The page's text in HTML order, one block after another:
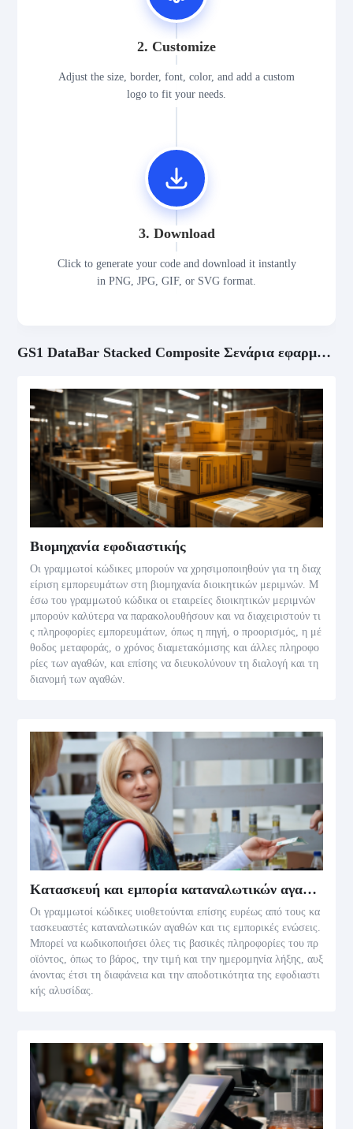
2. Customize
Adjust the size, border, font, color, and add a custom
logo to fit your needs.
3. Download
Click to generate your code and download it instantly
in PNG, JPG, GIF, or SVG format.
GS1 DataBar Stacked Composite Σενάρια εφαρμογής
Βιομηχανία εφοδιαστικής
Οι γραμμωτοί κώδικες μπορούν να χρησιμοποιηθούν για τη διαχ
είριση εμπορευμάτων στη βιομηχανία διοικητικών μεριμνών. Μ
έσω του γραμμωτού κώδικα οι εταιρείες διοικητικών μεριμνών
μπορούν καλύτερα να παρακολουθήσουν και να διαχειριστούν τι
ς πληροφορίες εμπορευμάτων, όπως η πηγή, ο προορισμός, η μέ
θοδος μεταφοράς, ο χρόνος διαμετακόμισης και άλλες πληροφο
ρίες των αγαθών, και επίσης να διευκολύνουν τη διαλογή και τη
διανομή των αγαθών.
Κατασκευή και εμπορία καταναλωτικών αγαθών
Οι γραμμωτοί κώδικες υιοθετούνται επίσης ευρέως από τους κα
τασκευαστές καταναλωτικών αγαθών και τις εμπορικές ενώσεις.
Μπορεί να κωδικοποιήσει όλες τις βασικές πληροφορίες του πρ
οϊόντος, όπως το βάρος, την τιμή και την ημερομηνία λήξης, αυξ
άνοντας έτσι τη διαφάνεια και την αποδοτικότητα της εφοδιαστι
κής αλυσίδας.